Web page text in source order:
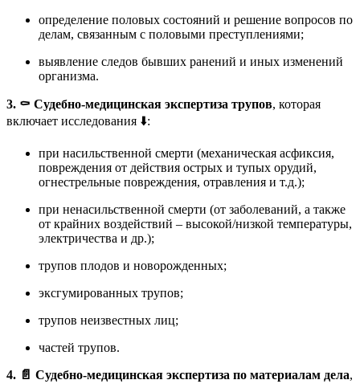
определение половых состояний и решение вопросов по
делам, связанным с половыми преступлениями;
выявление следов бывших ранений и иных изменений
организма.
3. ⚰️ Судебно-медицинская экспертиза трупов, которая
включает исследования ⬇️:
при насильственной смерти (механическая асфиксия,
повреждения от действия острых и тупых орудий,
огнестрельные повреждения, отравления и т.д.);
при ненасильственной смерти (от заболеваний, а также
от крайних воздействий – высокой/низкой температуры,
электричества и др.);
трупов плодов и новорожденных;
эксгумированных трупов;
трупов неизвестных лиц;
частей трупов.
4. 📄 Судебно-медицинская экспертиза по материалам дела,